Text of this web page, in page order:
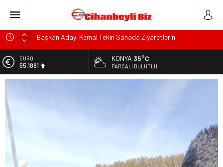
Başkan Adayı Kemal Tekin Sahada Ziyaretlerini
Yoğunlaştırdı
Konyalı Çiftci Feci şekilde Can Verdi
Konya’da araçta oksijen tüpünün patlaması sonucu hayatını
Trafik Kazasinda Yaralanmıştı, Tedavi gördüğü Hastanede
EURO
55,1881
KONYA 35°C
PARÇALI BULUTLU